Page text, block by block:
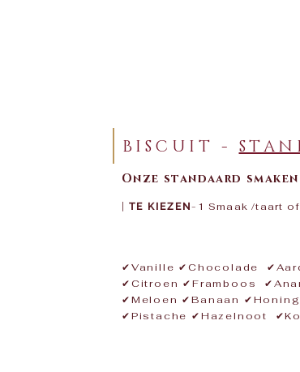
BISCUIT -
Onze standaard
TE KIEZEN-1 Smaak /taart
​✔Vanille ✔Chocolade
✔Citroen ✔Framboos
✔Meloen ✔Banaan
✔Pistache ✔Hazelnoot